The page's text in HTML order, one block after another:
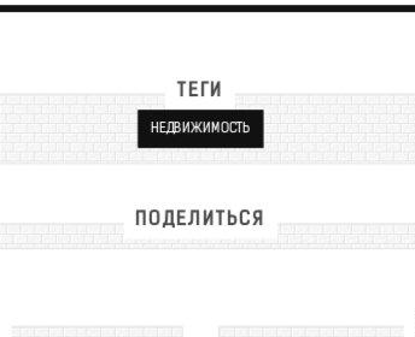
ТЕГИ
НЕДВИЖИМОСТЬ
ПОДЕЛИТЬСЯ